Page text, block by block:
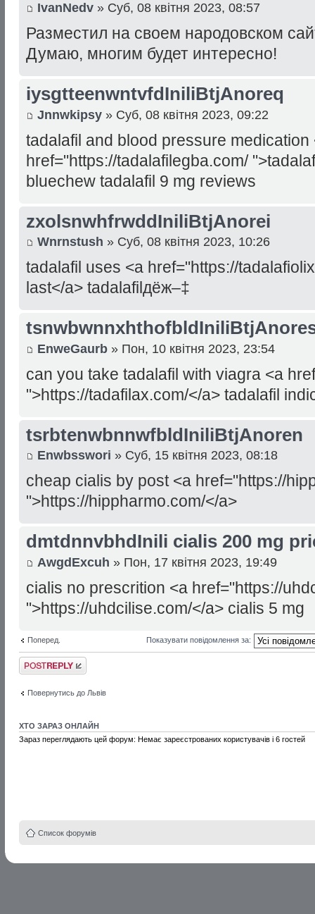
IvanNedv » Суб, 08 квітня 2023, 08:57
Разместил на своем народовском
Думаю, многим будет интересно!
iysgtteenwntvfdIniliBtjAnoreq
Jnnwkipsy » Суб, 08 квітня 2023, 09:22
tadalafil and blood pressure medication
href="https://tadalafilegba.com/
bluechew tadalafil 9 mg reviews
zxolsnwhfrwddIniliBtjAnorei
Wnrnstush » Суб, 08 квітня 2023, 10:26
tadalafil uses <a href="https://
last</a> tadalafilдё­ж–‡
EnweGaurb » Пон, 10 квітня 2023, 23:54
can you take tadalafil with viagra <a
">https://tadafilax.com/</a> tadalafil
tsrbtenwbnnwfbldIniliBtjAnoren
Enwbsswori » Суб, 15 квітня 2023, 08:18
cheap cialis by post <a href="https://
">https://hippharmo.com/</a>
dmtdnnvbhdInili cialis 200 mg
AwgdExcuh » Пон, 17 квітня 2023, 19:49
cialis no prescrition <a href="https://
">https://uhdcilise.com/</a> cialis 5 mg
Поперед. Показувати повідомлення за:
Відповісти
Повернутись до Львів
ХТО ЗАРАЗ ОНЛАЙН
Зараз переглядають цей форум: Немає зареєстрованих користувачів і 6 гостей
Список форумів